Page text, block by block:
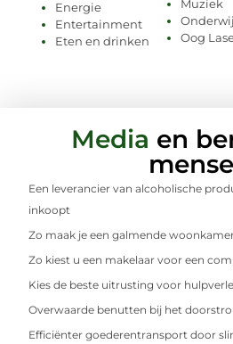
Energie
Entertainment
Eten en drinken
Muziek
Oog
Media en
Een leverancier van alcoholische
inkoopt
Zo maak je een galmende
Zo kiest u een makelaar voor een
Kies de beste uitrusting voor
Overwaarde benutten bij het
Efficiënter goederentransport door